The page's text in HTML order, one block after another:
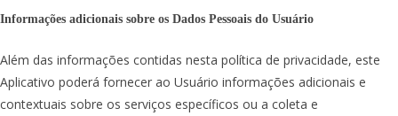
Informações adicionais sobre os Dados Pessoais do Usuário
Além das informações contidas nesta política de privacidade, este
Aplicativo poderá fornecer ao Usuário informações adicionais e
contextuais sobre os serviços específicos ou a coleta e